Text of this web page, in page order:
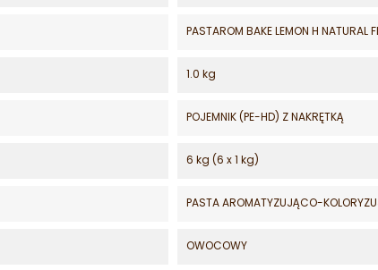
PASTAROM BAKE LEMON H NATURAL
1.0 kg
POJEMNIK (PE-HD) Z NAKRĘTKĄ
6 kg (6 x 1 kg)
PASTA AROMATYZUJĄCO-
OWOCOWY